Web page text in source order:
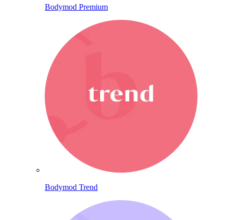
Bodymod Premium
Bodymod Trend